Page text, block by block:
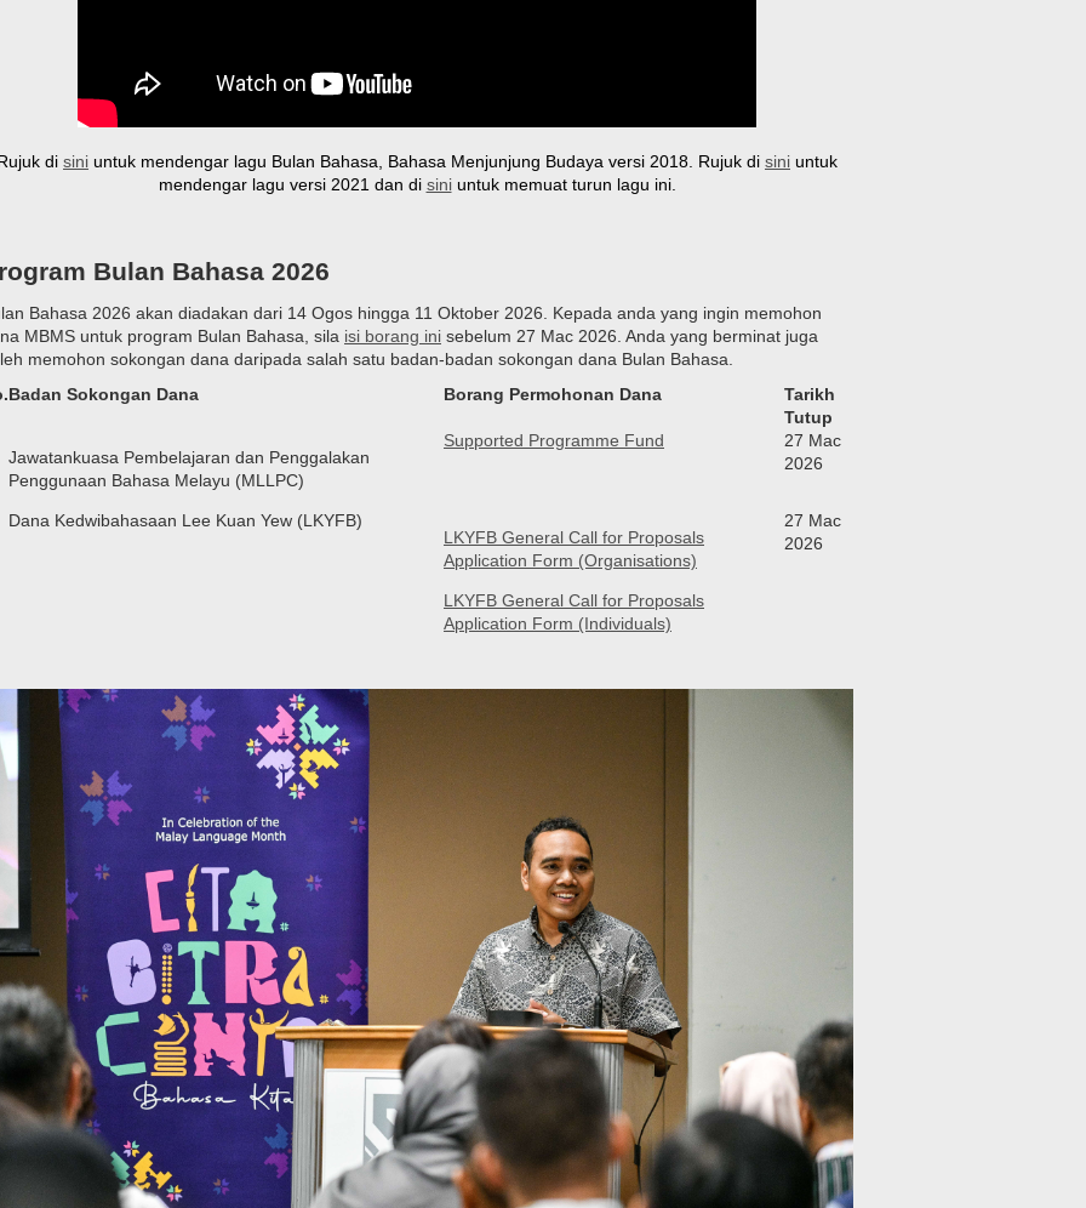
di sini untuk mendengar lagu Bulan Bahasa, Bahasa Menjunjung Budaya versi 2018. Rujuk di sini untuk
mendengar lagu versi 2021 dan di siniuntuk memuat turun lagu ini.
Bulan Bahasa 2026
Bahasa 2026 akan diadakan dari 14 Ogos hingga 11 Oktober 2026. Kepada anda yang ingin memohon
MBMS untuk program Bulan Bahasa, sila isi borang ini sebelum 27 Mac 2026. Anda yang berminat juga
memohon sokongan dana daripada salah satu badan-badan sokongan dana Bulan Bahasa.
Badan Sokongan Dana Borang Permohonan Dana
Tarikh
Tutup
Jawatankuasa Pembelajaran dan Penggalakan
Penggunaan Bahasa Melayu (MLLPC)
Supported Programme Fund
27 Mac
2026
Dana Kedwibahasaan Lee Kuan Yew (LKYFB)
LKYFB General Call for Proposals
Application Form (Organisations)
LKYFB General Call for Proposals
Application Form (Individuals)
27 Mac
2026